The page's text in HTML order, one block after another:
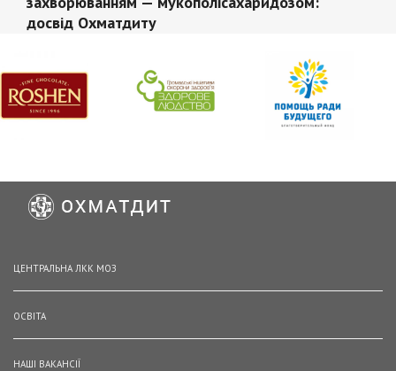
досвід Охматдиту
ЦЕНТРАЛЬНА ЛКК МОЗ
ОСВІТА
НАШІ ВАКАНСІЇ